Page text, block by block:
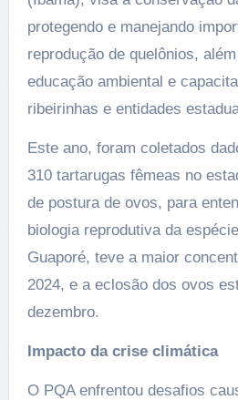
protegendo e manejando
reprodução de quelônios,
educação ambiental e
ribeirinhas e entidades
Este ano, foram coletados
310 tartarugas fêmeas no
de postura de ovos, para
biologia reprodutiva da
Guaporé, teve a maior
2024, e a eclosão dos ovos
dezembro.
Impacto da crise climática
O PQA enfrentou desafios